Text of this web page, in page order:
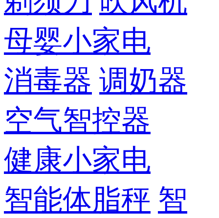
母婴小家电
消毒器 调奶器
空气智控器
健康小家电
智能体脂秤 智